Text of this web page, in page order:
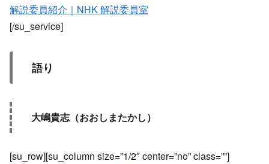
解説委員紹介｜NHK 解説委員室
[/su_service]
語り
大嶋貴志（おおしまたかし）
[su_row][su_column size=”1/2″ center=”no” class=””]